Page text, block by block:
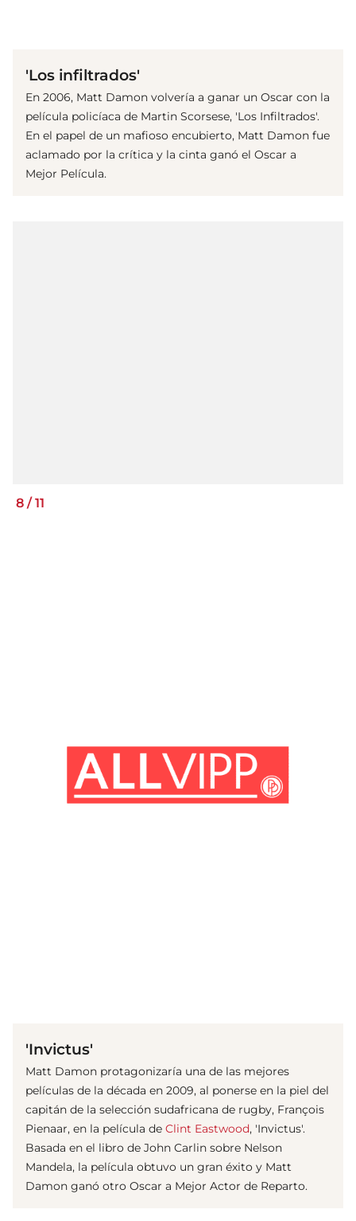
'Los infiltrados'
En 2006, Matt Damon volvería a ganar un Oscar con la
película policíaca de Martin Scorsese, 'Los Infiltrados'.
En el papel de un mafioso encubierto, Matt Damon fue
aclamado por la crítica y la cinta ganó el Oscar a
Mejor Película.
8 /11
'Invictus'
Matt Damon protagonizaría una de las mejores
películas de la década en 2009, al ponerse en la piel del
capitán de la selección sudafricana de rugby, François
Pienaar, en la película de Clint Eastwood, 'Invictus'.
Basada en el libro de John Carlin sobre Nelson
Mandela, la película obtuvo un gran éxito y Matt
Damon ganó otro Oscar a Mejor Actor de Reparto.